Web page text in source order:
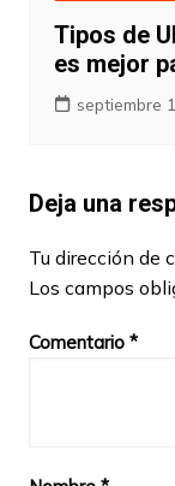
Tipos de
es mejor
septiembre
Deja una
Tu dirección de
Los campos
Comentario *